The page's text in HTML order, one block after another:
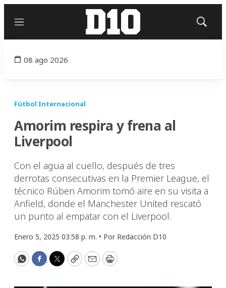
Menú
Mostrar
08 ago 2026
Fútbol Internacional
Amorim respira y frena al
Liverpool
Con el agua al cuello, después de tres
derrotas consecutivas en la Premier League, el
técnico Rúben Amorim tomó aire en su visita a
Anfield, donde el Manchester United rescató
un punto al empatar con el Liverpool.
Enero 5, 2025 03:58 p. m. • Por Redacción D10
WhatsApp
Facebook
Twitter
CopyEmailPrint